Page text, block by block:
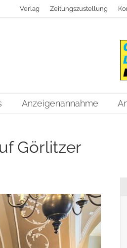
Verlag Zeitungszustellung
Anzeigenannahme
Görlitzer